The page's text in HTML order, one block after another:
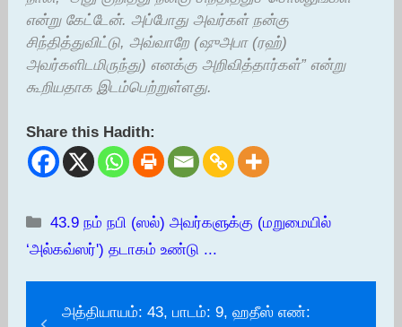
என்று கேட்டேன். அப்போது அவர்கள் நன்கு
சிந்தித்துவிட்டு, அவ்வாறே (ஷுஅபா (ரஹ்)
அவர்களிடமிருந்து) எனக்கு அறிவித்தார்கள்” என்று
கூறியதாக இடம்பெற்றுள்ளது.
Share this Hadith:
Categories
43.9 நம் நபி (ஸல்) அவர்களுக்கு (மறுமையில்
‘அல்கவ்ஸர்') தடாகம் உண்டு ...
அத்தியாயம்: 43, பாடம்: 9, ஹதீஸ் எண்: